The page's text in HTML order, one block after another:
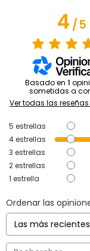
4/5
Basado en 1
sometidas a
Ver todas las
5 estrellas
4estrellas
3 estrellas
2estrellas
1 estrella
Ordenar las